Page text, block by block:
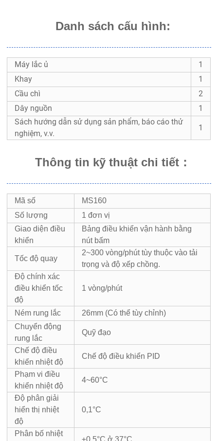
Danh sách cấu hình:
Máy lắc ủ
1
Khay
1
Cầu chì
2
Dây nguồn
1
Sách hướng dẫn sử dụng sản phẩm, báo cáo thử
nghiệm, v.v.
1
Thông tin kỹ thuật chi tiết：
Mã số
MS160
Số lượng
1 đơn vị
Giao diện điều
khiển
Bảng điều khiển vận hành bằng
nút bấm
Tốc độ quay
2~300 vòng/phút tùy thuộc vào tải
trọng và độ xếp chồng.
Độ chính xác
điều khiển tốc
độ
1 vòng/phút
Ném rung lắc
26mm (Có thể tùy chỉnh)
Chuyển động
rung lắc
Quỹ đạo
Chế độ điều
khiển nhiệt độ
Chế độ điều khiển PID
Phạm vi điều
khiển nhiệt độ
4~60°C
Độ phân giải
hiển thị nhiệt
độ
0,1°C
Phân bố nhiệt
±0,5°C ở 37°C